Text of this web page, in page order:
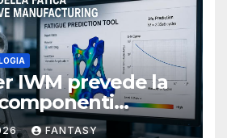
IWM prevede la
in 3D
FANTASY